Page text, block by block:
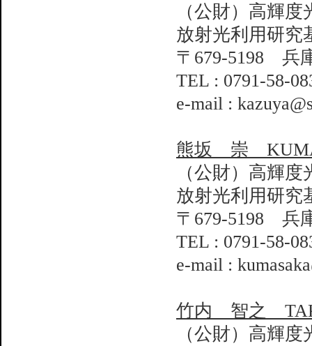
（公財）高輝
放射光利用研
〒679-5198 兵
TEL : 0791-58-
e-mail :
熊坂 崇
（公財）高輝
放射光利用研
〒679-5198 兵
TEL : 0791-58-
e-mail :
竹内 智之
（公財）高輝